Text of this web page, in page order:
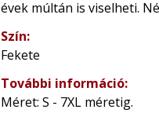
évek múltán is viselheti.
Szín:
Fekete
További információ:
Méret: S - 7XL méretig.